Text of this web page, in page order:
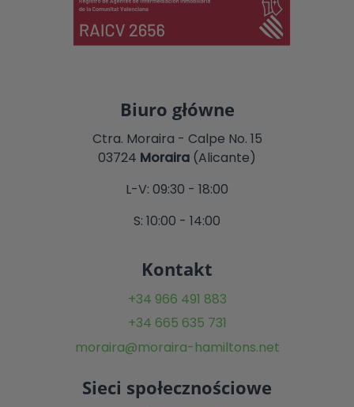
Biuro główne
Ctra. Moraira - Calpe No. 15
03724 Moraira (Alicante)
L-V: 09:30 - 18:00
S: 10:00 - 14:00
Kontakt
+34 966 491 883
+34 665 635 731
moraira@moraira-hamiltons.net
Sieci społecznościowe